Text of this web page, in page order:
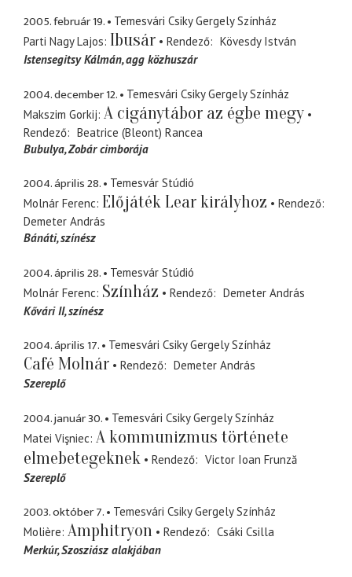
2005. február 19.
Temesvári Csiky Gergely Színház
Parti Nagy Lajos Ibusár Rendező
Kövesdy István
Istensegitsy Kálmán agg közhuszár
2004. december 12.
Temesvári Csiky Gergely Színház
Makszim Gorkij A cigánytábor az égbe megy
Rendező
Beatrice (Bleont) Rancea
Bubulya Zobár cimborája
2004. április 28.
Temesvár Stúdió
Molnár Ferenc Előjáték Lear királyhoz
Rendező
Demeter András
Bánáti színész
2004. április 28.
Temesvár Stúdió
Molnár Ferenc Színház Rendező
Demeter András
Kővári II színész
2004. április 17. Temesvári Csiky Gergely Színház
Café Molnár Rendező
Demeter András
Szereplő
2004. január 30.
Temesvári Csiky Gergely Színház
Matei Vişniec A kommunizmus története
elmebetegeknek
Rendező
Victor Ioan Frunză
Szereplő
2003. október 7.
Temesvári Csiky Gergely Színház
Molière Amphitryon Rendező
Csáki Csilla
Merkúr Szosziász alakjában